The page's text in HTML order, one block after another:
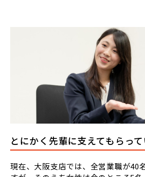
とにかく先輩に支えてもらっ
現在、大阪支店では、全営業職が40